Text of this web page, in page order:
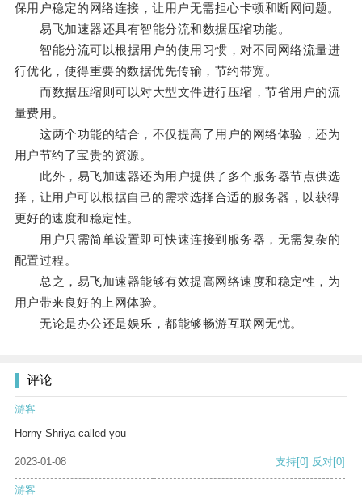
保用户稳定的网络连接，让用户无需担心卡顿和断网问题。
易飞加速器还具有智能分流和数据压缩功能。
智能分流可以根据用户的使用习惯，对不同网络流量进
行优化，使得重要的数据优先传输，节约带宽。
而数据压缩则可以对大型文件进行压缩，节省用户的流
量费用。
这两个功能的结合，不仅提高了用户的网络体验，还为
用户节约了宝贵的资源。
此外，易飞加速器还为用户提供了多个服务器节点供选
择，让用户可以根据自己的需求选择合适的服务器，以获得
更好的速度和稳定性。
用户只需简单设置即可快速连接到服务器，无需复杂的
配置过程。
总之，易飞加速器能够有效提高网络速度和稳定性，为
用户带来良好的上网体验。
无论是办公还是娱乐，都能够畅游互联网无忧。
评论
游客
Horny Shriya called you
2023-01-08 支持[0] 反对[0]
游客